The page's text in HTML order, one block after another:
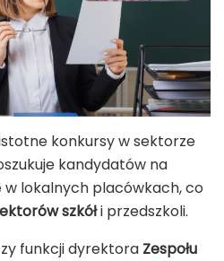
konkursy w sektorze
kandydatów na
lokalnych placówkach, co
szkółi przedszkoli.
funkcji dyrektora Zespołu